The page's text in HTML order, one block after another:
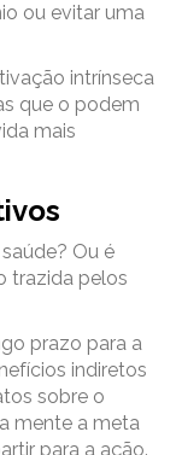
ou evitar uma
intrínseca
que o podem
mais
Ou é
trazida pelos
prazo para a
indiretos
sobre o
mente a meta
para a ação.